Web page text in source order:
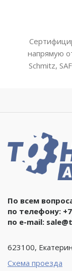
напрямую
Schmitz,
По всем
по телефону:
по e-mail:
623100,
Схема проезда